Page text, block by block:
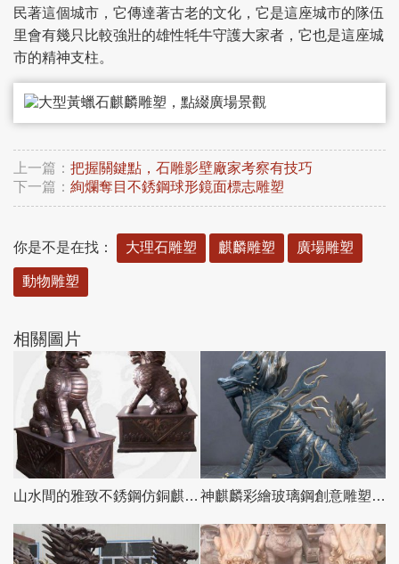
民著這個城市，它傳達著古老的文化，它是這座城市的隊伍
里會有幾只比較強壯的雄性牦牛守護大家者，它也是這座城
市的精神支柱。
上一篇： 把握關鍵點，石雕影壁廠家考察有技巧
下一篇： 絢爛奪目不銹鋼球形鏡面標志雕塑
你是不是在找： 大理石雕塑 麒麟雕塑 廣場雕塑
動物雕塑
相關圖片
山水間的雅致不銹鋼仿銅麒麟雕塑 神麒麟彩繪玻璃鋼創意雕塑--精美的景區裝飾